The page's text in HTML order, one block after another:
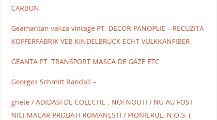
CARBON
Geamantan valiza vintage PT. DECOR PANOPLIE – RECUZITA
KOFFERFABRIK VEB KINDELBRUCK ECHT VULKKANFIBER
GEANTA PT. TRANSPORT MASCA DE GAZE ETC
Georges Schmitt Randall –
ghete / ADIDASI DE COLECTIE . NOI NOUTI / NU AU FOST
NICI MACAR PROBATI ROMANESTI / PIONIERUL. N.O.S. (